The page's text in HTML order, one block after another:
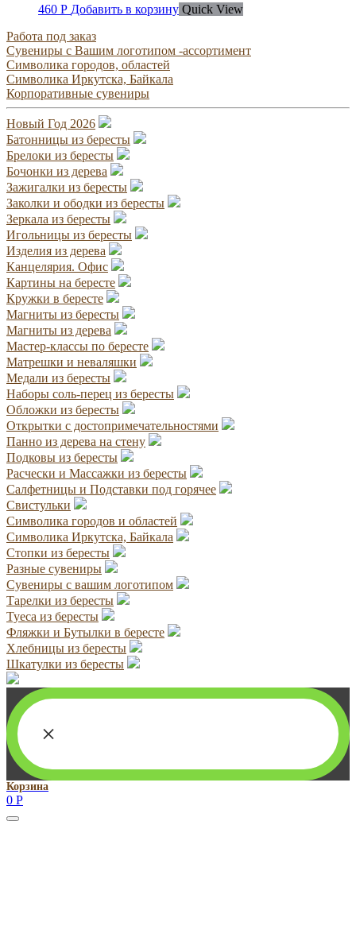
460 Р Добавить в корзину Quick View
Работа под заказ
Сувениры с Вашим логотипом -ассортимент
Символика городов, областей
Символика Иркутска, Байкала
Корпоративные сувениры
Новый Год 2026
Батонницы из бересты
Брелоки из бересты
Бочонки из дерева
Зажигалки из бересты
Заколки и ободки из бересты
Зеркала из бересты
Игольницы из бересты
Изделия из дерева
Канцелярия. Офис
Картины на бересте
Кружки в бересте
Магниты из бересты
Магниты из дерева
Мастер-классы по бересте
Матрешки и неваляшки
Медали из бересты
Наборы соль-перец из бересты
Обложки из бересты
Открытки с достопримечательностями
Панно из дерева на стену
Подковы из бересты
Расчески и Массажки из бересты
Салфетницы и Подставки под горячее
Свистульки
Символика городов и областей
Символика Иркутска, Байкала
Стопки из бересты
Разные сувениры
Сувениры с вашим логотипом
Тарелки из бересты
Туеса из бересты
Фляжки и Бутылки в бересте
Хлебницы из бересты
Шкатулки из бересты
×
Корзина
0 Р